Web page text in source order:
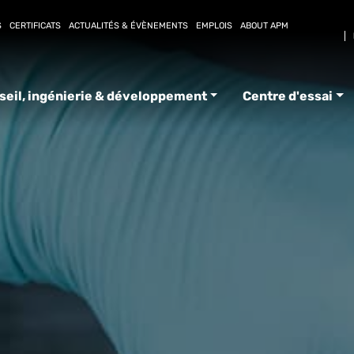
CERTIFICATS ACTUALITÉS & ÉVÈNEMENTS EMPLOIS
ABOUT APM
ingénierie & développement Centre d'essai